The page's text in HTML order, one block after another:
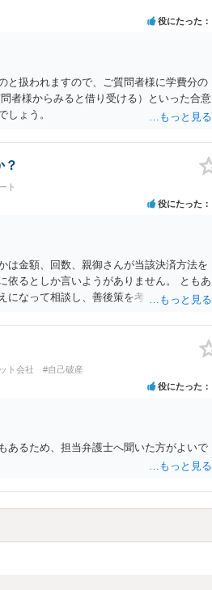
役にたった
と扱われますので、ご質問者様に学費分の
者様からみると借り受ける）といった合意
しょう。
？
ト
役にたった
は金額、回数、親御さんが当該決済方法を
依るとしか言いようがありません。 ともあ
になって相談し、善後策を考えることをお
ト会社 #自己破産
役にたった
あるため、担当弁護士へ聞いた方がよいで